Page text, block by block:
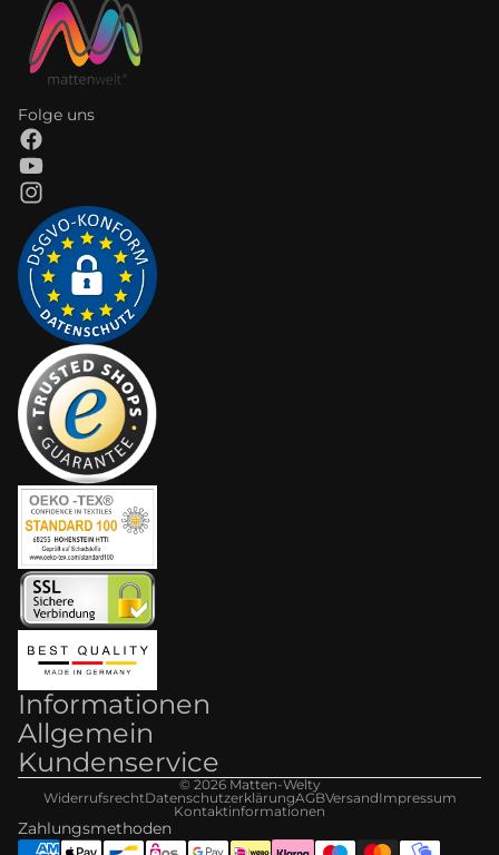
Folge uns
Informationen
Allgemein
Kundenservice
© 2026Matten-Welty
WiderrufsrechtDatenschutzerklärungAGBVersandImpressum
Kontaktinformationen
Zahlungsmethoden